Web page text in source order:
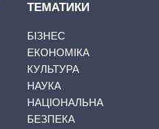
ТЕМАТИКИ
БІЗНЕС
ЕКОНОМІКА
КУЛЬТУРА
НАУКА
НАЦІОНАЛЬНА
БЕЗПЕКА